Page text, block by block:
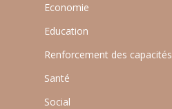
Economie
Education
Renforcement des capacités
Santé
Social